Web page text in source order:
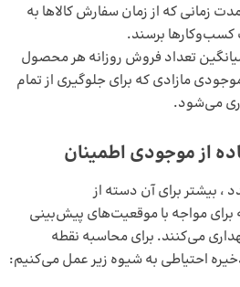
زمانی که از زمان سفارش کالاها به
برسند.
تعداد فروش روزانه هر محصول
مازادی که برای جلوگیری از تمام
می‌شود.
بیشتر برای آن دسته از
برای مواجه با موقعیت‌های پیش‌بینی
می‌کنند. برای محاسبه نقطه
احتیاطی به شیوه زیر عمل می‌کنیم: